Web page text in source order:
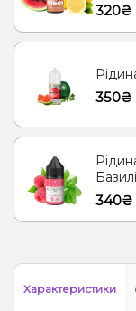
320₴
350₴
340₴
Характеристики